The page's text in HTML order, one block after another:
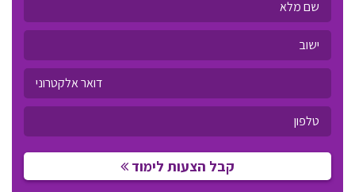
קבל הצעות לימוד